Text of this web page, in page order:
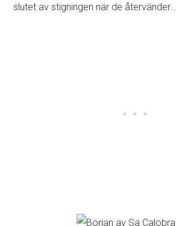
slutet av stigningen när de återvänder…